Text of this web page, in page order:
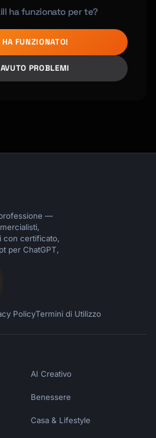
ha funzionato per te?
FUNZIONATO!
PROBLEMI
—
con certificato,
per ChatGPT,
PolicyTermini di Utilizzo
AI Creativo
Benessere
Casa & Lifestyle